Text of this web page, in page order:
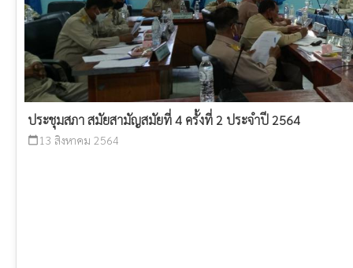
ประชุมสภา สมัยสามัญสมัยที่ 4 ครั้งที่ 2 ประจำปี 2564
calendar_today 13 สิงหาคม 2564